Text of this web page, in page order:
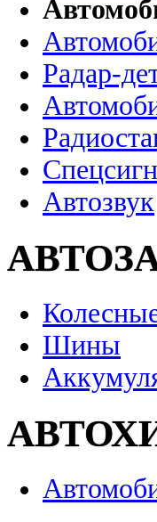
Радар-
Автозвук
Шины